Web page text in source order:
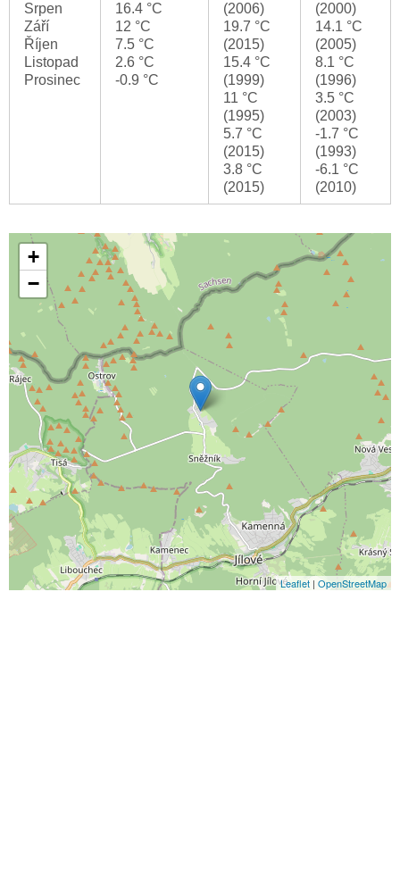
Srpen
Září
Říjen
Listopad
Prosinec
16.4 °C
12 °C
7.5 °C
2.6 °C
-0.9 °C
(2006)
19.7 °C
(2015)
15.4 °C
(1999)
11 °C
(1995)
5.7 °C
(2015)
3.8 °C
(2015)
(2000)
14.1 °C
(2005)
8.1 °C
(1996)
3.5 °C
(2003)
-1.7 °C
(1993)
-6.1 °C
(2010)
+
−
Leaflet | OpenStreetMap